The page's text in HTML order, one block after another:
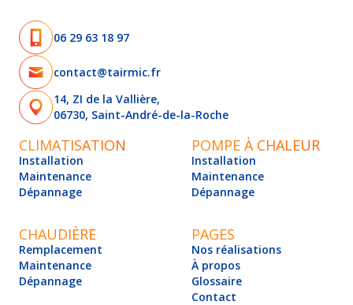
06 29 63 18 97
contact@tairmic.fr
14, ZI de la Vallière,
06730, Saint-André-de-la-Roche
CLIMATISATION
Installation
Maintenance
Dépannage
POMPE À CHALEUR
Installation
Maintenance
Dépannage
CHAUDIÈRE
Remplacement
Maintenance
Dépannage
PAGES
Nos réalisations
À propos
Glossaire
Contact